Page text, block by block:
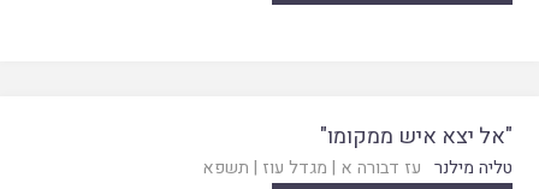
"אל יצא איש ממקומו"
טליה מילנר עז דבורה א | מגדל עוז | תשפא